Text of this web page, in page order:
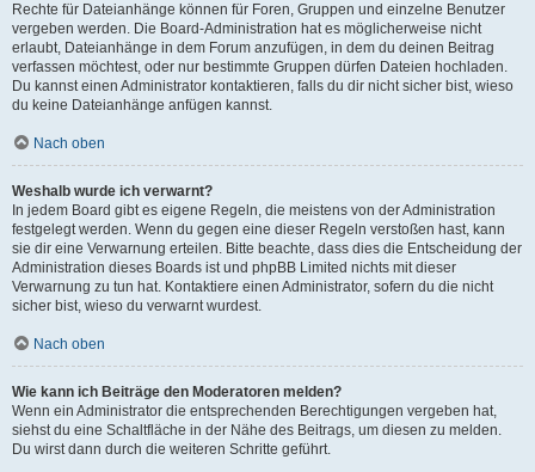
Rechte für Dateianhänge können für Foren, Gruppen und einzelne Benutzer
vergeben werden. Die Board-Administration hat es möglicherweise nicht
erlaubt, Dateianhänge in dem Forum anzufügen, in dem du deinen Beitrag
verfassen möchtest, oder nur bestimmte Gruppen dürfen Dateien hochladen.
Du kannst einen Administrator kontaktieren, falls du dir nicht sicher bist, wieso
du keine Dateianhänge anfügen kannst.
Nach oben
Weshalb wurde ich verwarnt?
In jedem Board gibt es eigene Regeln, die meistens von der Administration
festgelegt werden. Wenn du gegen eine dieser Regeln verstoßen hast, kann
sie dir eine Verwarnung erteilen. Bitte beachte, dass dies die Entscheidung der
Administration dieses Boards ist und phpBB Limited nichts mit dieser
Verwarnung zu tun hat. Kontaktiere einen Administrator, sofern du die nicht
sicher bist, wieso du verwarnt wurdest.
Nach oben
Wie kann ich Beiträge den Moderatoren melden?
Wenn ein Administrator die entsprechenden Berechtigungen vergeben hat,
siehst du eine Schaltfläche in der Nähe des Beitrags, um diesen zu melden.
Du wirst dann durch die weiteren Schritte geführt.